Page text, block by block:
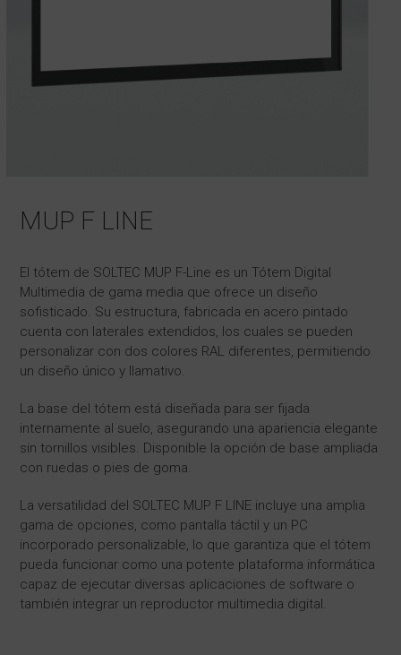
MUP F LINE
El tótem de SOLTEC MUP F-Line es un Tótem Digital
Multimedia de gama media que ofrece un diseño
sofisticado. Su estructura, fabricada en acero pintado
cuenta con laterales extendidos, los cuales se pueden
personalizar con dos colores RAL diferentes, permitiendo
un diseño único y llamativo.
La base del tótem está diseñada para ser fijada
internamente al suelo, asegurando una apariencia elegante
sin tornillos visibles. Disponible la opción de base ampliada
con ruedas o pies de goma.
La versatilidad del SOLTEC MUP F LINE incluye una amplia
gama de opciones, como pantalla táctil y un PC
incorporado personalizable, lo que garantiza que el tótem
pueda funcionar como una potente plataforma informática
capaz de ejecutar diversas aplicaciones de software o
también integrar un reproductor multimedia digital.